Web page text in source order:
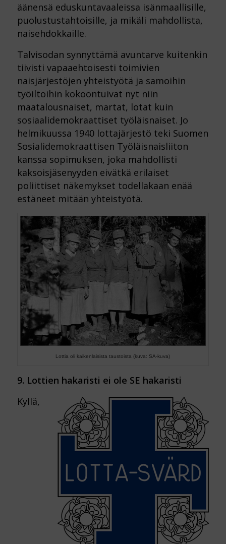
äänensä eduskuntavaaleissa isänmaallisille,
puolustustahtoisille, ja mikäli mahdollista,
naisehdokkaille.
Talvisodan synnyttämä avuntarve kuitenkin
tiivisti vapaaehtoisesti toimivien
naisjärjestöjen yhteistyötä ja samoihin
työiltoihin kokoontuivat nyt niin
maatalousnaiset, martat, lotat kuin
sosiaalidemokraattiset työläisnaiset. Jo
helmikuussa 1940 lottajärjestö teki Suomen
Sosialidemokraattisen Työläisnaisliiton
kanssa sopimuksen, joka mahdollisti
kaksoisjäsenyyden eivätkä erilaiset
poliittiset näkemykset todellakaan enää
estäneet mitään yhteistyötä.
Lottia oli kaikenlaisista taustoista (kuva: SA-kuva)
9. Lottien hakaristi ei ole SE hakaristi
Kyllä,